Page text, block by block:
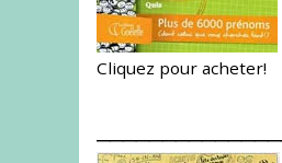
Cliquez pour acheter!